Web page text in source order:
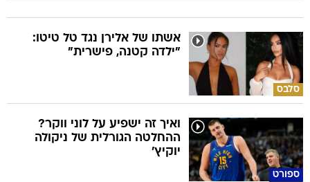
סלבס
אשתו של אלירן נגד טל טיטו:
"ילדה קטנה, פישרית"
ספורט
ואיך זה ישפיע על לוני ווקר?
ההחלטה הגורלית של ניקולה
יוקיץ'